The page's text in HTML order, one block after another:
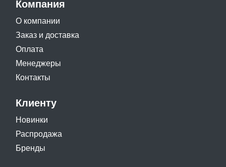
Компания
О компании
Заказ и доставка
Оплата
Менеджеры
Контакты
Клиенту
Новинки
Распродажа
Бренды